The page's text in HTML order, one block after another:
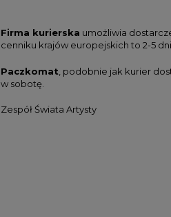
Process Colours Set 5x60ml
Firma kurierska umożliwia
cenniku krajów europejskich to 2-5
Paczkomat , podobnie jak kurier
w sobotę.
Zespół Świata Artysty